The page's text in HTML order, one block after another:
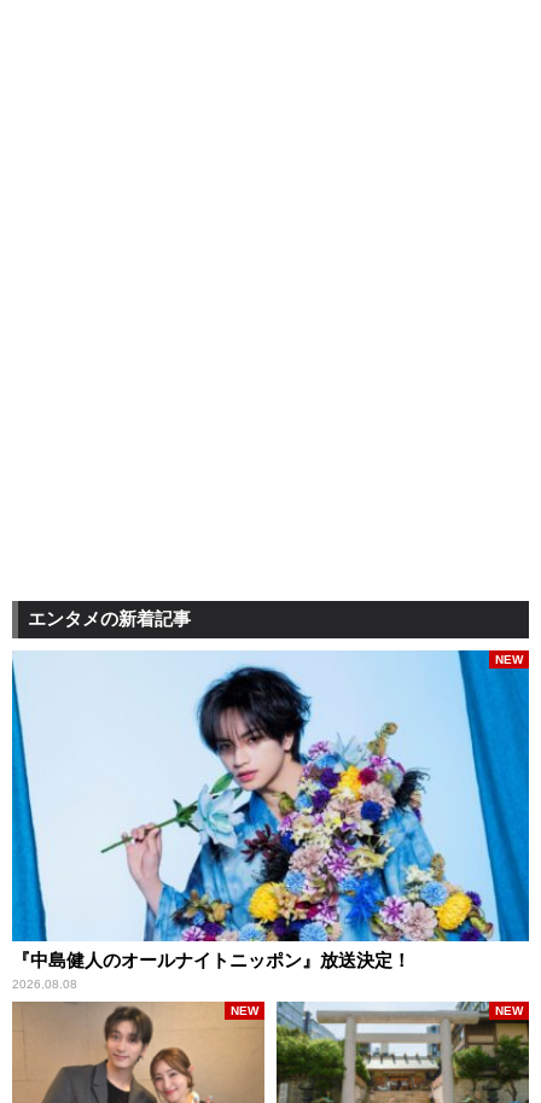
エンタメの新着記事
『中島健人のオールナイトニッポン』放送決定！
2026.08.08
NEW
NEW NEW